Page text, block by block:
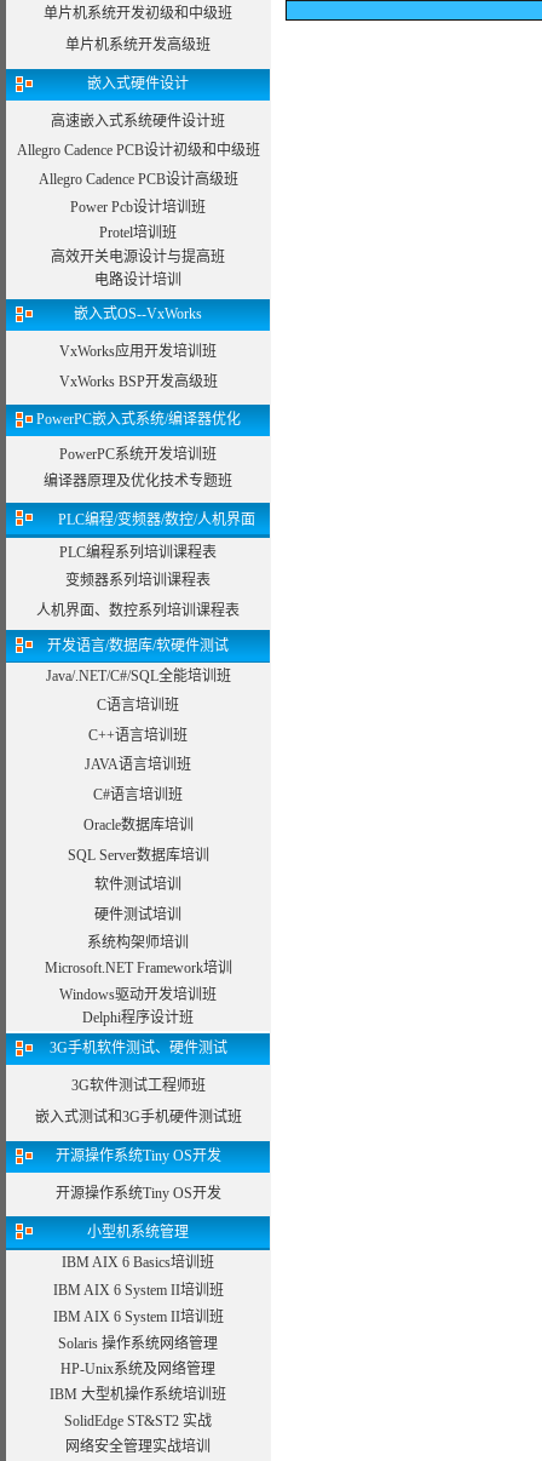
单片机系统开发初级和中级班
单片机系统开发高级班
嵌入式硬件设计
高速嵌入式系统硬件设计班
Allegro Cadence PCB设计初级和中级班
Allegro Cadence PCB设计高级班
Power Pcb设计培训班
Protel培训班
高效开关电源设计与提高班
电路设计培训
嵌入式OS--VxWorks
VxWorks应用开发培训班
VxWorks BSP开发高级班
PowerPC嵌入式系统/编译器优化
PowerPC系统开发培训班
编译器原理及优化技术专题班
PLC编程/变频器/数控/人机界面
PLC编程系列培训课程表
变频器系列培训课程表
人机界面、数控系列培训课程表
开发语言/数据库/软硬件测试
Java/.NET/C#/SQL全能培训班
C语言培训班
C++语言培训班
JAVA语言培训班
C#语言培训班
Oracle数据库培训
SQL Server数据库培训
软件测试培训
硬件测试培训
系统构架师培训
Microsoft.NET Framework培训
Windows驱动开发培训班
Delphi程序设计班
3G手机软件测试、硬件测试
3G软件测试工程师班
嵌入式测试和3G手机硬件测试班
开源操作系统Tiny OS开发
开源操作系统Tiny OS开发
小型机系统管理
IBM AIX 6 Basics培训班
IBM AIX 6 System II培训班
IBM AIX 6 System II培训班
Solaris 操作系统网络管理
HP-Unix系统及网络管理
IBM 大型机操作系统培训班
SolidEdge ST&ST2 实战
网络安全管理实战培训